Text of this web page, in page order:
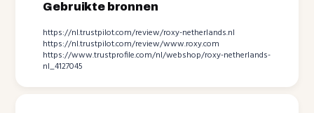
Gebruikte bronnen
https://nl.trustpilot.com/review/roxy-netherlands.nl
https://nl.trustpilot.com/review/www.roxy.com
https://www.trustprofile.com/nl/webshop/roxy-netherlands-
nl_4127045